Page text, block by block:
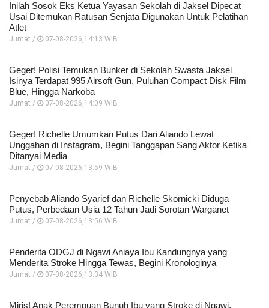
Inilah Sosok Eks Ketua Yayasan Sekolah di Jaksel Dipecat
Usai Ditemukan Ratusan Senjata Digunakan Untuk Pelatihan
Atlet
Jumat / 07-08-2026,14:13 WIB
Geger! Polisi Temukan Bunker di Sekolah Swasta Jaksel
Isinya Terdapat 995 Airsoft Gun, Puluhan Compact Disk Film
Blue, Hingga Narkoba
Jumat / 07-08-2026,14:09 WIB
Geger! Richelle Umumkan Putus Dari Aliando Lewat
Unggahan di Instagram, Begini Tanggapan Sang Aktor Ketika
Ditanyai Media
Jumat / 07-08-2026,13:59 WIB
Penyebab Aliando Syarief dan Richelle Skornicki Diduga
Putus, Perbedaan Usia 12 Tahun Jadi Sorotan Warganet
Jumat / 07-08-2026,13:56 WIB
Penderita ODGJ di Ngawi Aniaya Ibu Kandungnya yang
Menderita Stroke Hingga Tewas, Begini Kronologinya
Jumat / 07-08-2026,13:34 WIB
Miris! Anak Perempuan Bunuh Ibu yang Stroke di Ngawi,